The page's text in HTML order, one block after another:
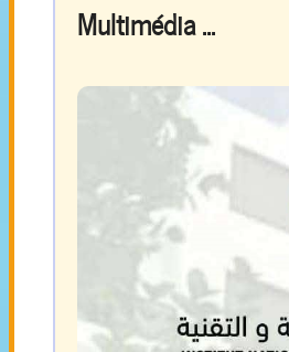
Multimédia ...